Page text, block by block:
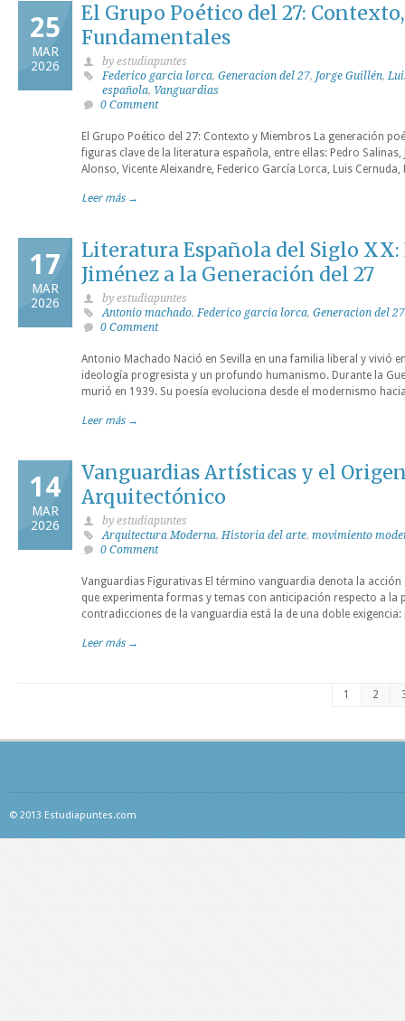
25
MAR
2026
El Grupo Poético del 27:
Fundamentales
by estudiapuntes
Federico garcia lorca, Generacion del 27, Jorge Guillén,
española, Vanguardias
0 Comment
El Grupo Poético del 27: Contexto y Miembros La generación
figuras clave de la literatura española, entre ellas: Pedro
Alonso, Vicente Aleixandre, Federico García Lorca, Luis Cernuda,
Leer más →
17
MAR
2026
Literatura Española del Siglo XX:
Jiménez a la Generación del 27
by estudiapuntes
Antonio machado,Federico garcia lorca, Generacion del 27
0 Comment
Antonio Machado Nació en Sevilla en una familia liberal y vivió
ideología progresista y un profundo humanismo. Durante la
murió en 1939. Su poesía evoluciona desde el modernismo
Leer más →
14
MAR
2026
Vanguardias Artísticas y el
Arquitectónico
by estudiapuntes
Arquitectura Moderna,Historia del arte, movimiento
0 Comment
Vanguardias Figurativas El término vanguardia denota la
que experimenta formas y temas con anticipación respecto a
contradicciones de la vanguardia está la de una doble
Leer más →
1 2
© 2013 Estudiapuntes.com